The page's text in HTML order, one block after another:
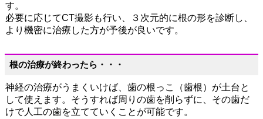
す。
必要に応じてCT撮影も行い、３次元的に根の形を診断し、
より機密に治療した方が予後が良いです。
根の治療が終わったら・・・
神経の治療がうまくいけば、歯の根っこ（歯根）が土台と
して使えます。そうすれば周りの歯を削らずに、その歯だ
けで人工の歯を立てていくことが可能です。